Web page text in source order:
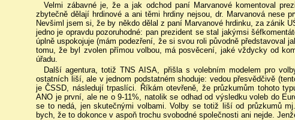
Velmi zábavné je, že a jak odchod paní Marvanové komentoval
zbytečně dělají hrdinové a ani těmi hrdiny nejsou, dr. Marvanová nese
Nevšiml jsem si, že by někdo dělal z paní Marvanové hrdinku, za zánik
jedno je opravdu pozoruhodné: pan prezident se stal jakýmsi
úplně uspokojuje (mám podezření, že si svou roli původně představoval
tomu, že byl zvolen přímou volbou, má posvěcení, jaké vždycky od
úřadu.
Další agentura, totiž TNS AISA, přišla s volebním modelem pro
ostatních liší, ale v jednom podstatném shoduje: vedou přesvědčivě
je ČSSD, následují trpaslíci. Říkám otevřeně, že průzkumům tohoto
ANO je první, ale ne o 9-11%, natolik se odhad od výsledku voleb do
se to nedá, jen skutečnými volbami. Volby se totiž liší od průzkumů
bych, že to dokonce v aspoň trochu svobodné společnosti ani nejde.